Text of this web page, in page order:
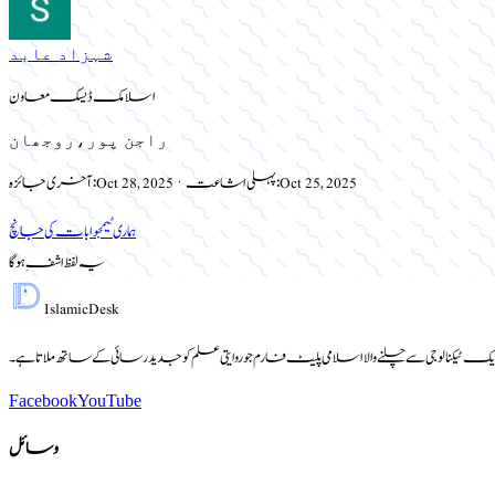
شہزاد عابد
اسلامک ڈیسک معاون
راجن پور،روجھان
آخری جائزہ:Oct 28, 2025 · پہلی اشاعت:Oct 25, 2025
ہماری ٹیمجوابات کی جانچ
یہ لفظ اشفِ ہوگا
IslamicDesk
ٹیکنالوجی سے چلنے والا اسلامی پلیٹ فارم جو روایتی علم کو جدید رسائی کے ساتھ ملاتا ہے۔
FacebookYouTube
وسائل